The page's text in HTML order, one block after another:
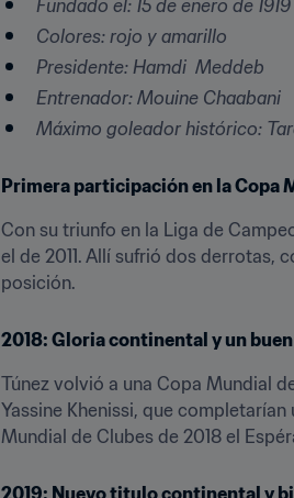
Fundado el: 15 de enero de 1919
Colores: rojo y amarillo
Presidente: Hamdi Meddeb
Entrenador: Mouine Chaabani
Máximo goleador histórico:
Primera participación en la Copa
Con su triunfo en la Liga de
el de 2011. Allí sufrió dos derrotas,
posición.
2018: Gloria continental y un
Túnez volvió a una Copa Mundial
Yassine Khenissi, que
Mundial de Clubes de 2018 el
2019: Nuevo titulo continental y